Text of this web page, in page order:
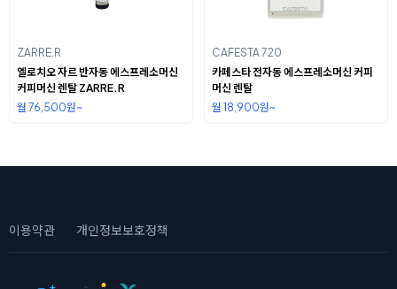
ZARRE.R
엘로치오 자르 반자동 에스프레소머신
커피머신 렌탈 ZARRE.R
월 76,500원~
CAFESTA 720
카페스타 전자동 에스프레소머신 커피
머신 렌탈
월 18,900원~
이용약관 개인정보보호정책